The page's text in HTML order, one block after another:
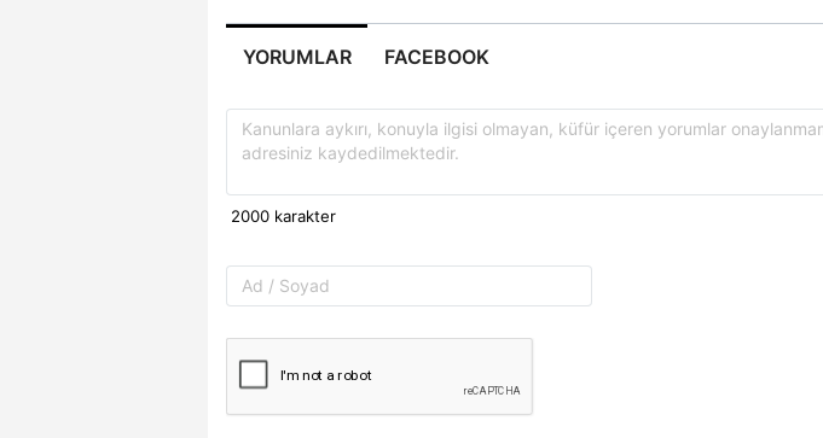
YORUMLAR FACEBOOK